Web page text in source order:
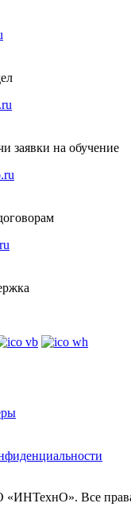
заявки на обучение
Все